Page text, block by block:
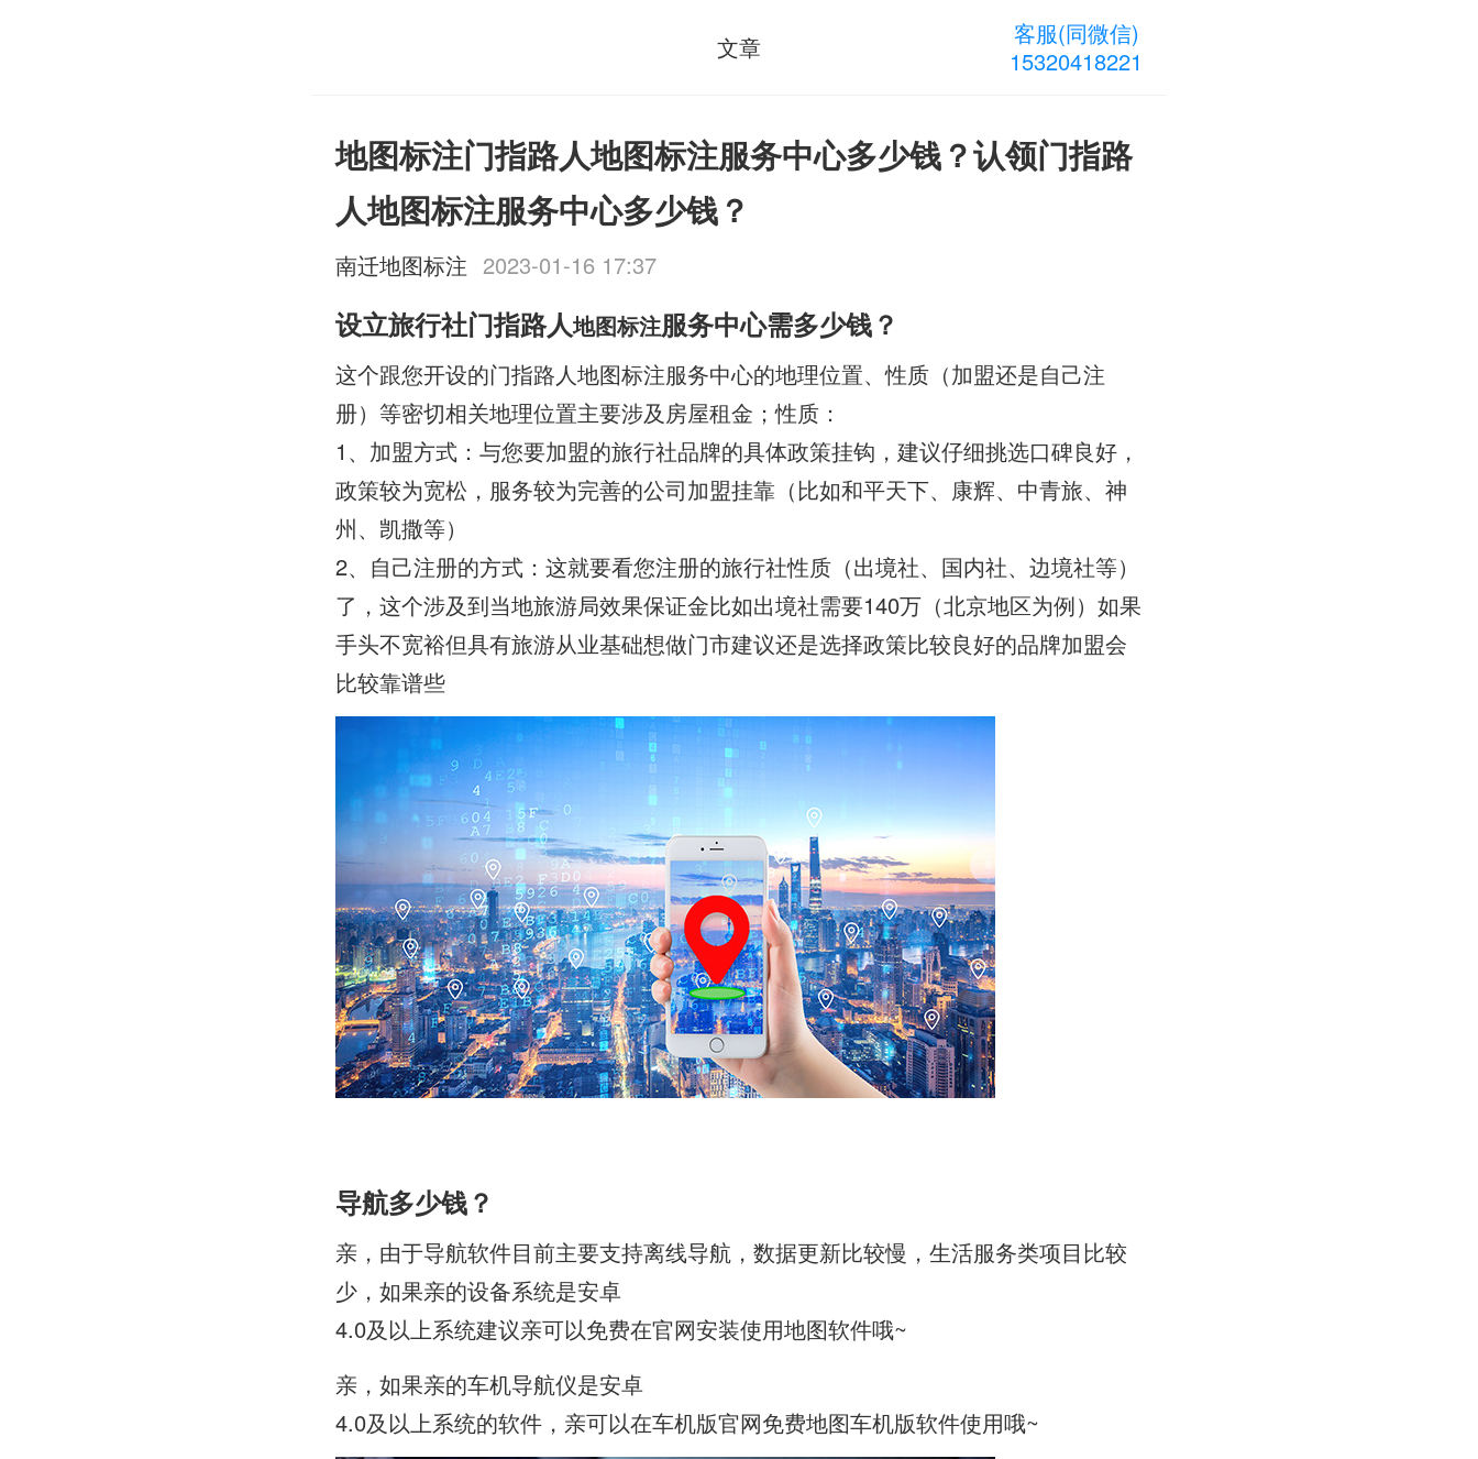
文章
客服(同微信)
15320418221
地图标注门指路人地图标注服务中心多少钱？认领门指路
人地图标注服务中心多少钱？
南迁地图标注 2023-01-16 17:37
设立旅行社门指路人地图标注服务中心需多少钱？
这个跟您开设的门指路人地图标注服务中心的地理位置、性质（加盟还是自己注
册）等密切相关地理位置主要涉及房屋租金；性质：
1、加盟方式：与您要加盟的旅行社品牌的具体政策挂钩，建议仔细挑选口碑良好，
政策较为宽松，服务较为完善的公司加盟挂靠（比如和平天下、康辉、中青旅、神
州、凯撒等）
2、自己注册的方式：这就要看您注册的旅行社性质（出境社、国内社、边境社等）
了，这个涉及到当地旅游局效果保证金比如出境社需要140万（北京地区为例）如果
手头不宽裕但具有旅游从业基础想做门市建议还是选择政策比较良好的品牌加盟会
比较靠谱些
导航多少钱？
亲，由于导航软件目前主要支持离线导航，数据更新比较慢，生活服务类项目比较
少，如果亲的设备系统是安卓
4.0及以上系统建议亲可以免费在官网安装使用地图软件哦~
亲，如果亲的车机导航仪是安卓
4.0及以上系统的软件，亲可以在车机版官网免费地图车机版软件使用哦~